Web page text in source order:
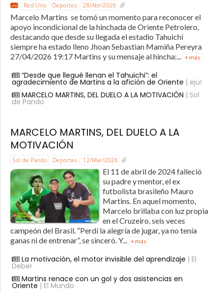
Red Uno Deportes 28/Abr/2026
Marcelo Martins se tomó un momento para reconocer el
apoyo incondicional de la hinchada de Oriente Petrolero,
destacando que desde su llegada el estadio Tahuichi
siempre ha estado lleno Jhoan Sebastian Mamiña Pereyra
27/04/2026 19:17 Martins y su mensaje al hincha:... + más
“Desde que llegué llenan el Tahuichi”: el
agradecimiento de Martins a la afición de Oriente | eju!
MARCELO MARTINS, DEL DUELO A LA MOTIVACIÓN | Sol
de Pando
MARCELO MARTINS, DEL DUELO A LA
MOTIVACIÓN
Sol de Pando Deportes 12/Mar/2026
El 11 de abril de 2024 falleció
su padre y mentor, el ex
futbolista brasileño Mauro
Martins. En aquel momento,
Marcelo brillaba con luz propia
en el Cruzeiro, seis veces
campeón del Brasil. “Perdí la alegría de jugar, ya no tenía
ganas ni de entrenar”, se sinceró. Y... + más
La motivación, el motor invisible del aprendizaje | El
Deber
Martins renace con un gol y dos asistencias en
Oriente | El Mundo